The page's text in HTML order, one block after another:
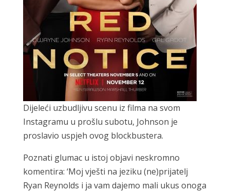
Dijeleći uzbudljivu scenu iz filma na svom
Instagramu u prošlu subotu, Johnson je
proslavio uspjeh ovog blockbustera.
Poznati glumac u istoj objavi neskromno
komentira: ‘Moj vješti na jeziku (ne)prijatelj
Ryan Reynolds i ja vam dajemo mali ukus onoga